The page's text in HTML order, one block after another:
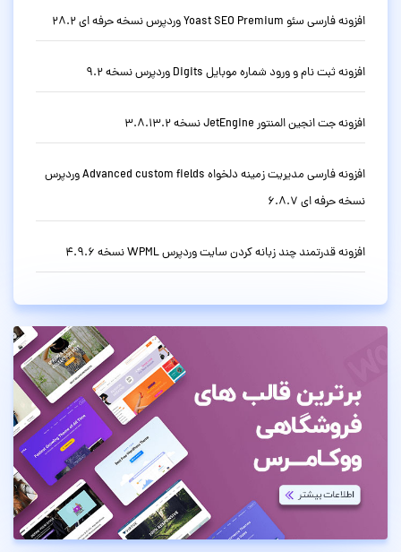
افزونه فارسی سئو Yoast SEO Premium وردپرس نسخه حرفه ای 28.2
افزونه ثبت نام و ورود شماره موبایل Digits وردپرس نسخه 9.2
افزونه جت انجین المنتور JetEngine نسخه 3.8.13.2
افزونه فارسی مدیریت زمینه دلخواه Advanced custom fields وردپرس
نسخه حرفه ای 6.8.7
افزونه قدرتمند چند زبانه کردن سایت وردپرس WPML نسخه 4.9.6